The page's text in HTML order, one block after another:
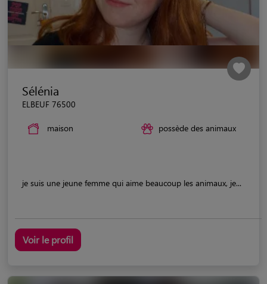
Sélénia
ELBEUF 76500
maison possède des animaux
je suis une jeune femme qui aime beaucoup les animaux, je...
Voir le profil